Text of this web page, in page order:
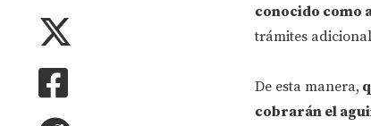
conocido como
trámites
De esta manera,
cobrarán el